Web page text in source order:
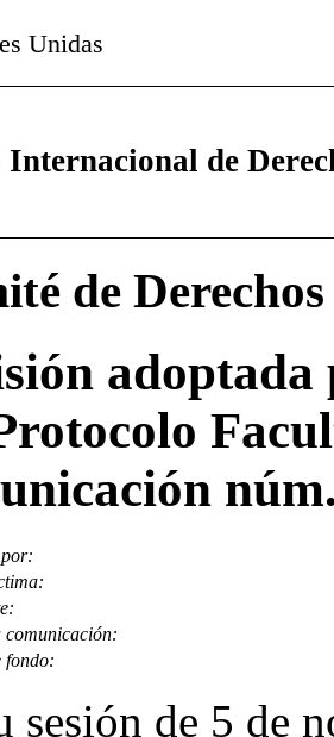
Unidas
Internacional de
de
comunicación:
fondo:
sesión de 5 de